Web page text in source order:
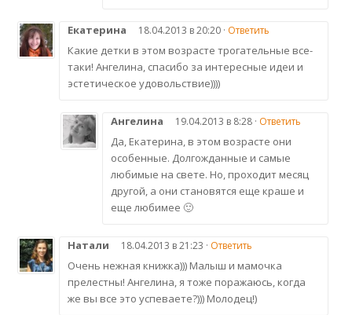
Екатерина 18.04.2013 в 20:20 · Ответить
Какие детки в этом возрасте трогательные все-
таки! Ангелина, спасибо за интересные идеи и
эстетическое удовольствие))))
Ангелина 19.04.2013 в 8:28 · Ответить
Да, Екатерина, в этом возрасте они
особенные. Долгожданные и самые
любимые на свете. Но, проходит месяц
другой, а они становятся еще краше и
еще любимее 🙂
Натали 18.04.2013 в 21:23 · Ответить
Очень нежная книжка))) Малыш и мамочка
прелестны! Ангелина, я тоже поражаюсь, когда
же вы все это успеваете?))) Молодец!)